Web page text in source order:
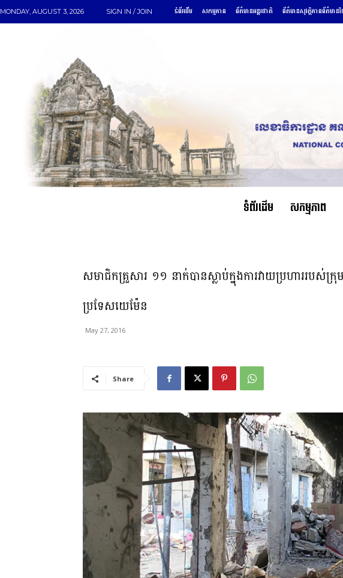
MONDAY, AUGUST 3, 2026 SIGN IN / JOIN ទំព័រដើម សកម្មភាព ព័ត៌មានអន្តរជាតិ ព័ត៌មានសុវត្ថិភាពព័ត៌មានវិ
ទំព័រដើម សកម្មភាព
សមាជិកគ្រួសារ ១១ នាក់បានស្លាប់ក្នុងការវាយប្រហាររបស់ក្រុ
ប្រទែសយេម៉ែន
May 27, 2016
Share